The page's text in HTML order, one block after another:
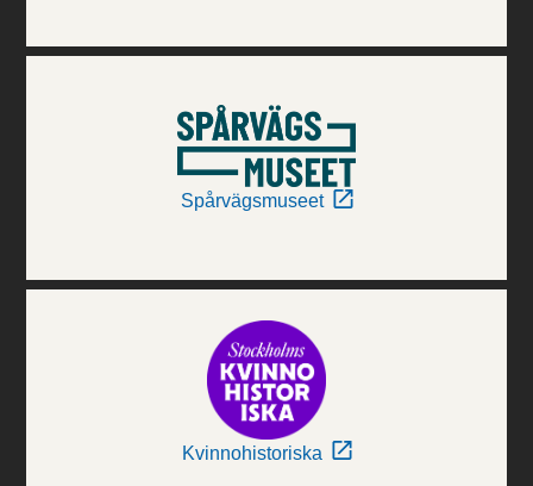
Spårvägsmuseet
Kvinnohistoriska